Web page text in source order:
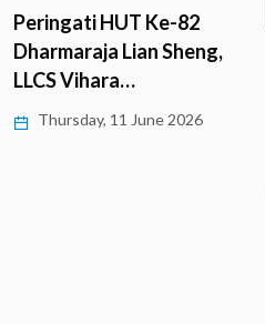
Peringati HUT Ke-82
Dharmaraja Lian Sheng,
LLCS Vihara…
Thursday, 11 June 2026